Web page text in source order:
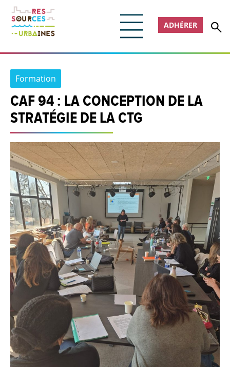
ADHÉRER
Formation
CAF 94 : LA CONCEPTION DE LA
STRATÉGIE DE LA CTG